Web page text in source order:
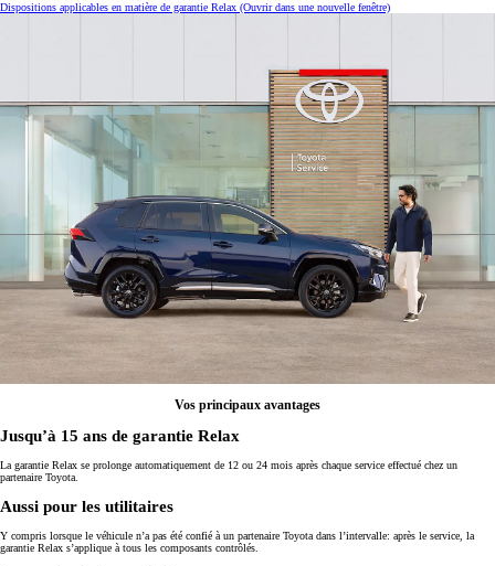
Dispositions applicables en matière de garantie Relax (Ouvrir dans une nouvelle fenêtre)
Vos principaux avantages
Jusqu’à 15 ans de garantie Relax
La garantie Relax se prolonge automatiquement de 12 ou 24 mois après chaque service effectué chez un
partenaire Toyota.
Aussi pour les utilitaires
Y compris lorsque le véhicule n’a pas été confié à un partenaire Toyota dans l’intervalle: après le service, la
garantie Relax s’applique à tous les composants contrôlés.